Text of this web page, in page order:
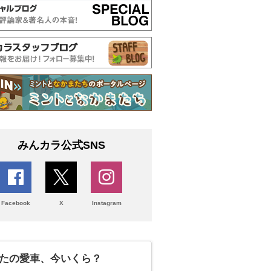
みんカラ公式SNS
Facebook X Instagram
の愛車、今いくら？